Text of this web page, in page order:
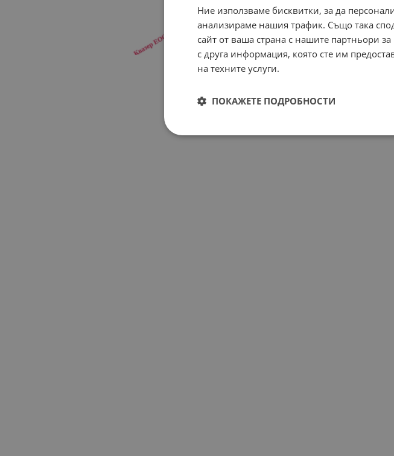
Ние използваме бисквитки, за да
анализираме нашия трафик. Също така
сайт от ваша страна с нашите партньори
с друга информация, която сте им
на техните услуги.
ПОКАЖЕТЕ ПОДРОБНОСТИ